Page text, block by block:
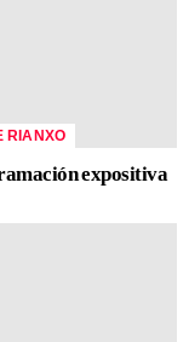
RIANXO
expositiva